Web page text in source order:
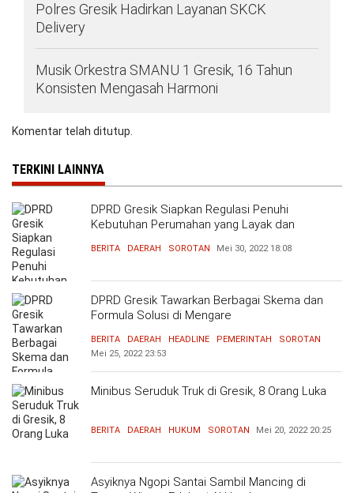
Polres Gresik Hadirkan Layanan SKCK
Delivery
Musik Orkestra SMANU 1 Gresik, 16 Tahun
Konsisten Mengasah Harmoni
Komentar telah ditutup.
TERKINI LAINNYA
DPRD Gresik Siapkan Regulasi Penuhi
Kebutuhan Perumahan yang Layak dan
BERITA DAERAH SOROTAN Mei 30, 2022 18:08
DPRD Gresik Tawarkan Berbagai Skema dan
Formula Solusi di Mengare
BERITA DAERAH HEADLINE PEMERINTAH
SOROTAN
Mei 25, 2022 23:53
Minibus Seruduk Truk di Gresik, 8 Orang Luka
BERITA DAERAH HUKUM SOROTAN Mei 20, 2022 20:25
Asyiknya Ngopi Santai Sambil Mancing di